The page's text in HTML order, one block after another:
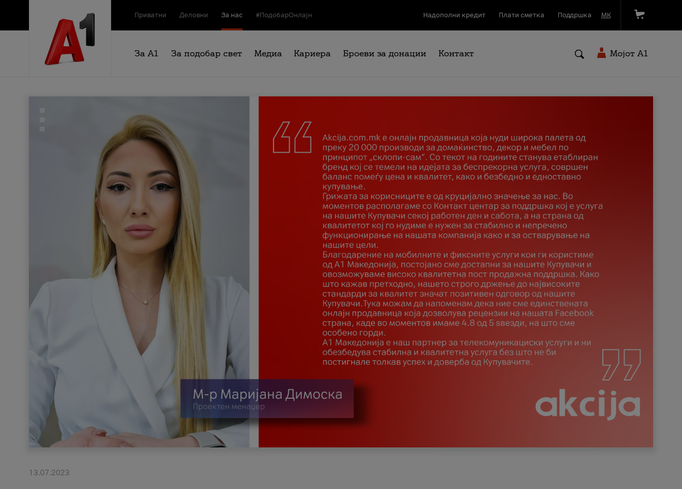
Приватни Деловни За нас #ПодобарОнлајн Надополни кредит Плати сметка Поддршка МК
За А1 За подобар свет Медиа Кариера Броеви за донации Контакт Мојот A1
13.07.2023